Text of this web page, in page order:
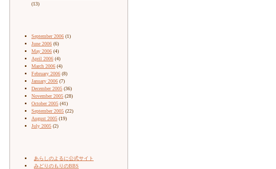
(13)
September 2006 (1)
June 2006 (6)
May 2006 (4)
April 2006 (4)
March 2006 (4)
February 2006 (8)
January 2006 (7)
December 2005 (36)
November 2005 (28)
October 2005 (41)
September 2005 (22)
August 2005 (19)
July 2005 (2)
あらしのよるに公式サイト
みどりのもりのBBS